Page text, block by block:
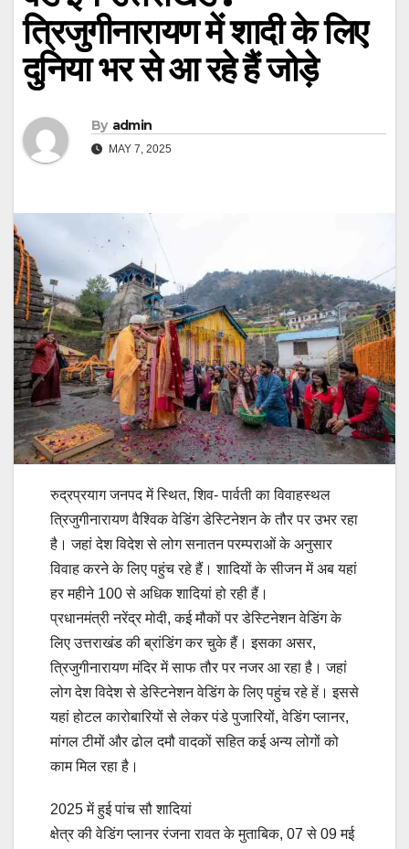
त्रिजुगीनारायण में शादी के लिए
दुनिया भर से आ रहे हैं जोड़े
By admin
MAY 7, 2025
रुद्रप्रयाग जनपद में स्थित, शिव- पार्वती का विवाहस्थल
त्रिजुगीनारायण वैश्विक वेडिंग डेस्टिनेशन के तौर पर उभर रहा
है। जहां देश विदेश से लोग सनातन परम्पराओं के अनुसार
विवाह करने के लिए पहुंच रहे हैं। शादियों के सीजन में अब यहां
हर महीने 100 से अधिक शादियां हो रही हैं।
प्रधानमंत्री नरेंद्र मोदी, कई मौकों पर डेस्टिनेशन वेडिंग के
लिए उत्तराखंड की ब्रांडिंग कर चुके हैं। इसका असर,
त्रिजुगीनारायण मंदिर में साफ तौर पर नजर आ रहा है। जहां
लोग देश विदेश से डेस्टिनेशन वेडिंग के लिए पहुंच रहे हें। इससे
यहां होटल कारोबारियों से लेकर पंडे पुजारियों, वेडिंग प्लानर,
मांगल टीमों और ढोल दमौ वादकों सहित कई अन्य लोगों को
काम मिल रहा है।
2025 में हुई पांच सौ शादियां
क्षेत्र की वेडिंग प्लानर रंजना रावत के मुताबिक, 07 से 09 मई